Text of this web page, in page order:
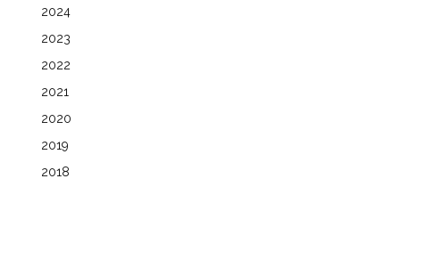
2024
2023
2022
2021
2020
2019
2018